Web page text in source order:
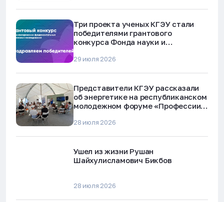
Три проекта ученых КГЭУ стали
победителями грантового
конкурса Фонда науки и
29 июля 2026
Представители КГЭУ рассказали
об энергетике на республиканском
молодежном форуме «Профессии
28 июля 2026
Ушел из жизни Рушан
Шайхулисламович Бикбов
28 июля 2026